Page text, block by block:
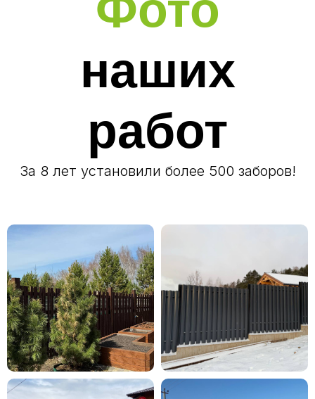
наших
работ
За 8 лет установили более 500 заборов!